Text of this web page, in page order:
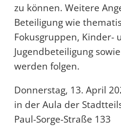
zu können. Weitere
Beteiligung wie
Fokusgruppen, Kinder-
Jugendbeteiligung
werden folgen.
Donnerstag, 13. April
in der Aula der
Paul-Sorge-Straße 133